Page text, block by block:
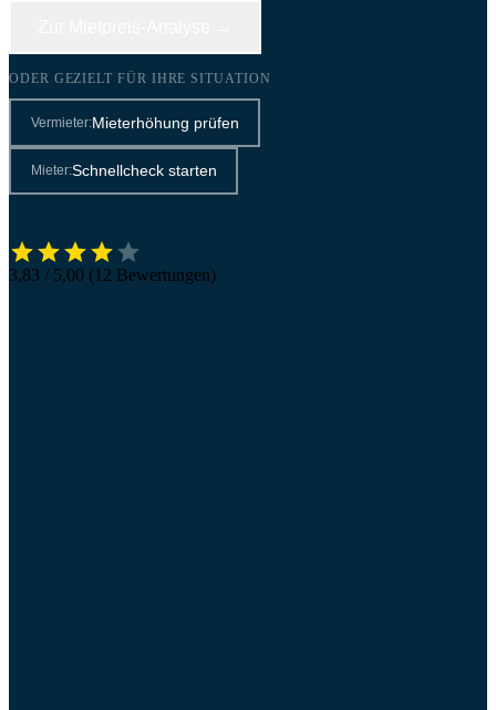
ODER GEZIELT FÜR IHRE SITUATION
Vermieter:Mieterhöhung prüfen
Mieter:Schnellcheck starten
3,83 / 5,00 (12 Bewertungen)